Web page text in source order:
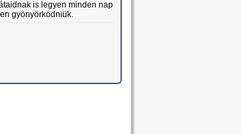
is legyen minden nap
gyönyörködniük.